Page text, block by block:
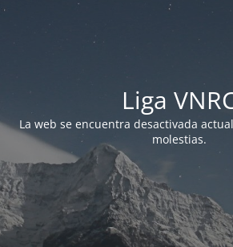
Liga
La web se encuentra desactivada
molestias.